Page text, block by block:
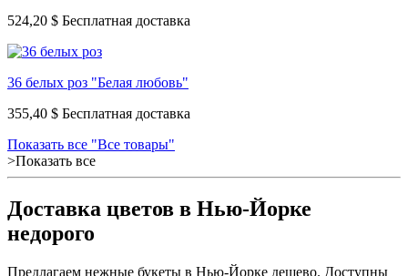
524,20 $
36 белых роз "Белая любовь"
355,40 $
Показать все "Все товары"
>Показать все
Доставка цветов в Нью-Йорке
недорого
Предлагаем нежные букеты в Нью-Йорке дешево. Доступны